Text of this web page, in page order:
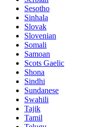
Sesotho
Sinhala
Slovak
Slovenian
Somali
Samoan
Scots Gaelic
Shona
Sindhi
Sundanese
Swahili
Tajik
Tamil